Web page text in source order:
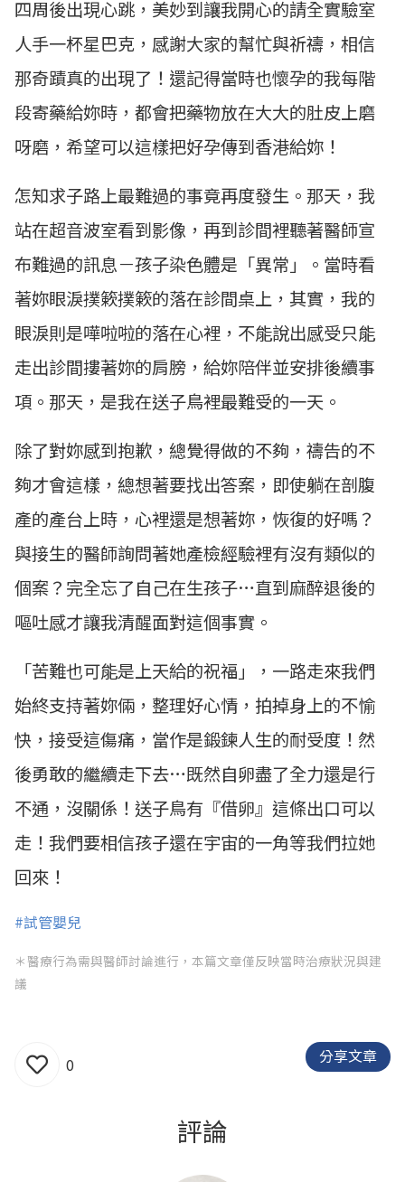
四周後出現心跳，美妙到讓我開心的請全實驗室
人手一杯星巴克，感謝大家的幫忙與祈禱，相信
那奇蹟真的出現了！還記得當時也懷孕的我每階
段寄藥給妳時，都會把藥物放在大大的肚皮上磨
呀磨，希望可以這樣把好孕傳到香港給妳！
怎知求子路上最難過的事竟再度發生。那天，我
站在超音波室看到影像，再到診間裡聽著醫師宣
布難過的訊息－孩子染色體是「異常」。當時看
著妳眼淚撲簌撲簌的落在診間桌上，其實，我的
眼淚則是嘩啦啦的落在心裡，不能說出感受只能
走出診間摟著妳的肩膀，給妳陪伴並安排後續事
項。那天，是我在送子鳥裡最難受的一天。
除了對妳感到抱歉，總覺得做的不夠，禱告的不
夠才會這樣，總想著要找出答案，即使躺在剖腹
產的產台上時，心裡還是想著妳，恢復的好嗎？
與接生的醫師詢問著她產檢經驗裡有沒有類似的
個案？完全忘了自己在生孩子…直到麻醉退後的
嘔吐感才讓我清醒面對這個事實。
「苦難也可能是上天給的祝福」，一路走來我們
始終支持著妳倆，整理好心情，拍掉身上的不愉
快，接受這傷痛，當作是鍛鍊人生的耐受度！然
後勇敢的繼續走下去…既然自卵盡了全力還是行
不通，沒關係！送子鳥有『借卵』這條出口可以
走！我們要相信孩子還在宇宙的一角等我們拉她
回來！
#試管嬰兒
＊醫療行為需與醫師討論進行，本篇文章僅反映當時治療狀況與建
議
0 分享文章
評論